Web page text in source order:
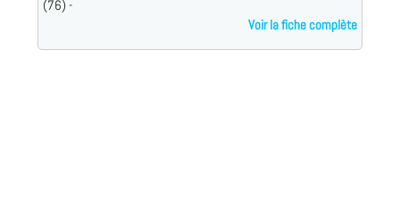
(76) -
Voir la fiche complète